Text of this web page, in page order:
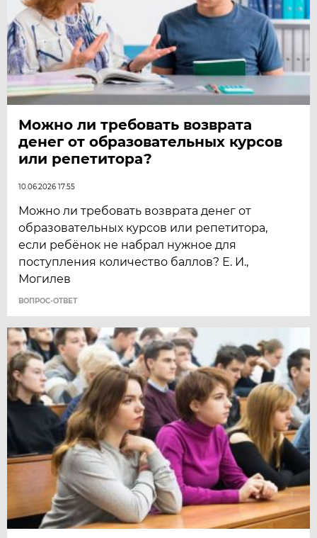
Можно ли требовать возврата
денег от образовательных курсов
или репетитора?
10.06.2026 17:55
Можно ли требовать возврата денег от
образовательных курсов или репетитора,
если ребёнок не набрал нужное для
поступления количество баллов? Е. И.,
Могилев
ВОПРОС-ОТВЕТ